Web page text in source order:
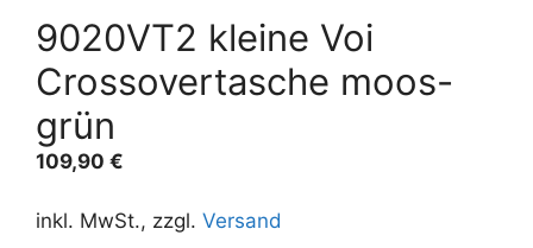
9020VT2 kleine Voi
Crossovertasche moos-
grün
109,90 €
inkl. MwSt., zzgl. Versand